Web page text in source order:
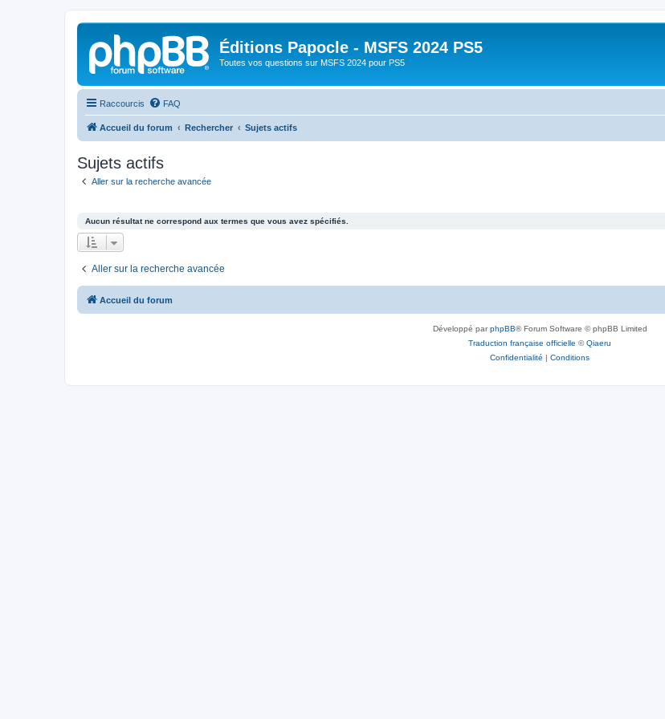
Éditions Papocle - MSFS 2024 PS5
Toutes vos questions sur MSFS 2024 pour PS5
Raccourcis FAQ
Accueil du forum Rechercher Sujets actifs
Sujets actifs
Aller sur la recherche avancée
Aucun résultat ne correspond aux termes que vous avez spécifiés.
Aller sur la recherche avancée
Accueil du forum
Développé parphpBB® Forum Software © phpBB Limited
Traduction française officielle ©Qiaeru
Confidentialité | Conditions